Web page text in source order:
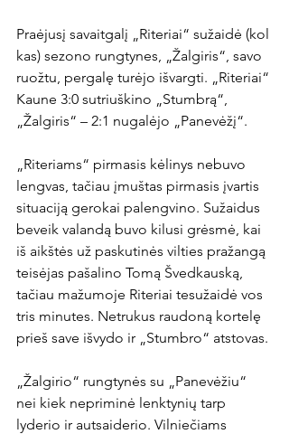
Praėjusį savaitgalį „Riteriai“ sužaidė (kol
kas) sezono rungtynes, „Žalgiris“, savo
ruožtu, pergalę turėjo išvargti. „Riteriai“
Kaune 3:0 sutriuškino „Stumbrą“,
„Žalgiris“ – 2:1 nugalėjo „Panevėžį“.
„Riteriams“ pirmasis kėlinys nebuvo
lengvas, tačiau įmuštas pirmasis įvartis
situaciją gerokai palengvino. Sužaidus
beveik valandą buvo kilusi grėsmė, kai
iš aikštės už paskutinės vilties pražangą
teisėjas pašalino Tomą Švedkauską,
tačiau mažumoje Riteriai tesužaidė vos
tris minutes. Netrukus raudoną kortelę
prieš save išvydo ir „Stumbro“ atstovas.
„Žalgirio“ rungtynės su „Panevėžiu“
nei kiek nepriminė lenktynių tarp
lyderio ir autsaiderio. Vilniečiams